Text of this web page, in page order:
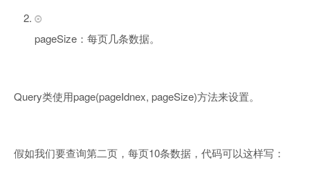
pageSize：每页几条数据。
Query类使用page(pageIdnex, pageSize)方法来设置。
假如我们要查询第二页，每页10条数据，代码可以这样写：